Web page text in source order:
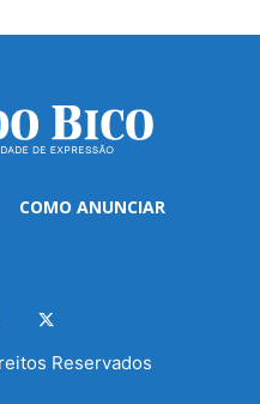
COMO ANUNCIAR
Reservados